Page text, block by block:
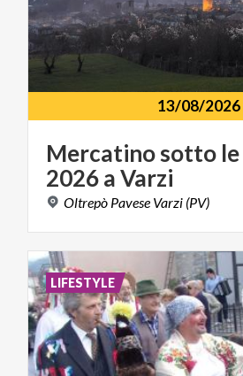
13/08/2026
Mercatinosotto le
2026aVarzi
Oltrepò Pavese Varzi (PV)
LIFESTYLE